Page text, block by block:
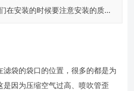
在安装的时候要注意安装的质...
滤袋的袋口的位置，很多的都是为
是因为压缩空气过高、喷吹管歪